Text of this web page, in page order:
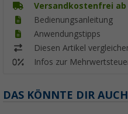
Versandkostenfrei ab
Bedienungsanleitung
Anwendungstipps
Diesen Artikel
Infos zur
DAS KÖNNTE DIR